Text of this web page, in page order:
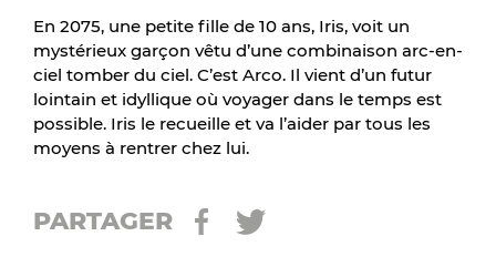
En 2075, une petite fille de 10 ans, Iris, voit un
mystérieux garçon vêtu d’une combinaison arc-en-
ciel tomber du ciel. C’est Arco. Il vient d’un futur
lointain et idyllique où voyager dans le temps est
possible. Iris le recueille et va l’aider par tous les
moyens à rentrer chez lui.
PARTAGER